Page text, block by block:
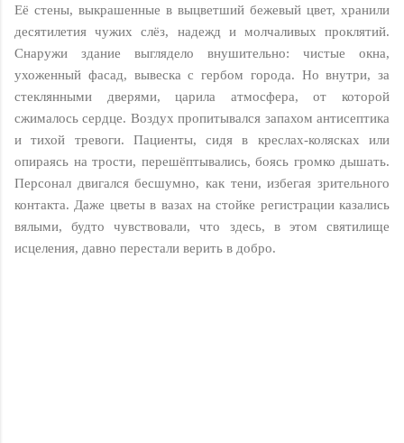
Её стены, выкрашенные в выцветший бежевый цвет, хранили
десятилетия чужих слёз, надежд и молчаливых проклятий.
Снаружи здание выглядело внушительно: чистые окна,
ухоженный фасад, вывеска с гербом города. Но внутри, за
стеклянными дверями, царила атмосфера, от которой
сжималось сердце. Воздух пропитывался запахом антисептика
и тихой тревоги. Пациенты, сидя в креслах-колясках или
опираясь на трости, перешёптывались, боясь громко дышать.
Персонал двигался бесшумно, как тени, избегая зрительного
контакта. Даже цветы в вазах на стойке регистрации казались
вялыми, будто чувствовали, что здесь, в этом святилище
исцеления, давно перестали верить в добро.